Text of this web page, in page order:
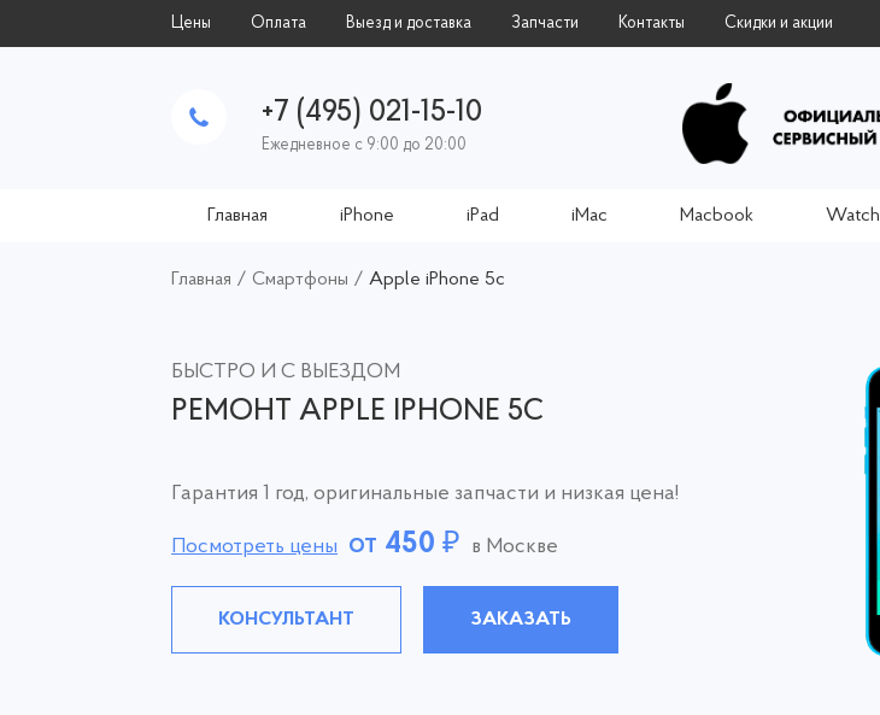
Цены Оплата Выезд и доставка Запчасти Контакты Скидки и акции
+7 (495) 021-15-10
Ежедневное с 9:00 до 20:00
Главная iPhone iPad iMac Macbook Watch
Главная / Смартфоны / Apple iPhone 5c
БЫСТРО И С ВЫЕЗДОМ
РЕМОНТ APPLE IPHONE 5C
Гарантия 1 год, оригинальные запчасти и низкая цена!
Посмотреть цены от 450 ₽ в Москве
КОНСУЛЬТАНТ ЗАКАЗАТЬ